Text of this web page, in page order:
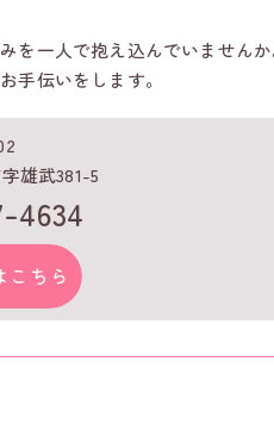
を一人で抱え込んでいません
手伝いをします。
雄武381-5
4634
こちら